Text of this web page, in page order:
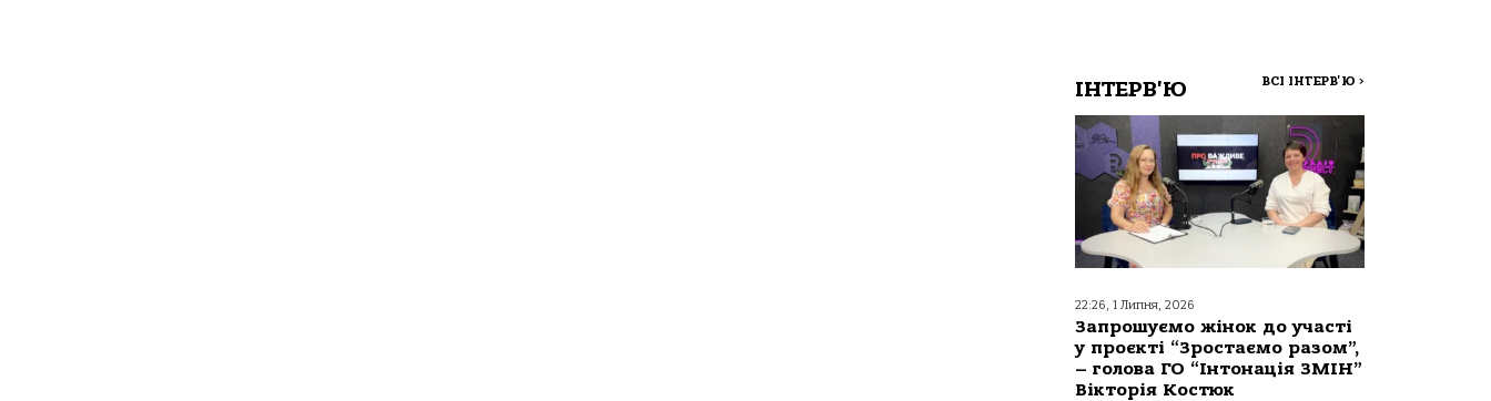
ІНТЕРВ'Ю ВСІ ІНТЕРВ'Ю >
22:26, 1 Липня, 2026
Запрошуємо жінок до участі
у проєкті “Зростаємо разом”,
– голова ГО “Інтонація ЗМІН”
Вікторія Костюк